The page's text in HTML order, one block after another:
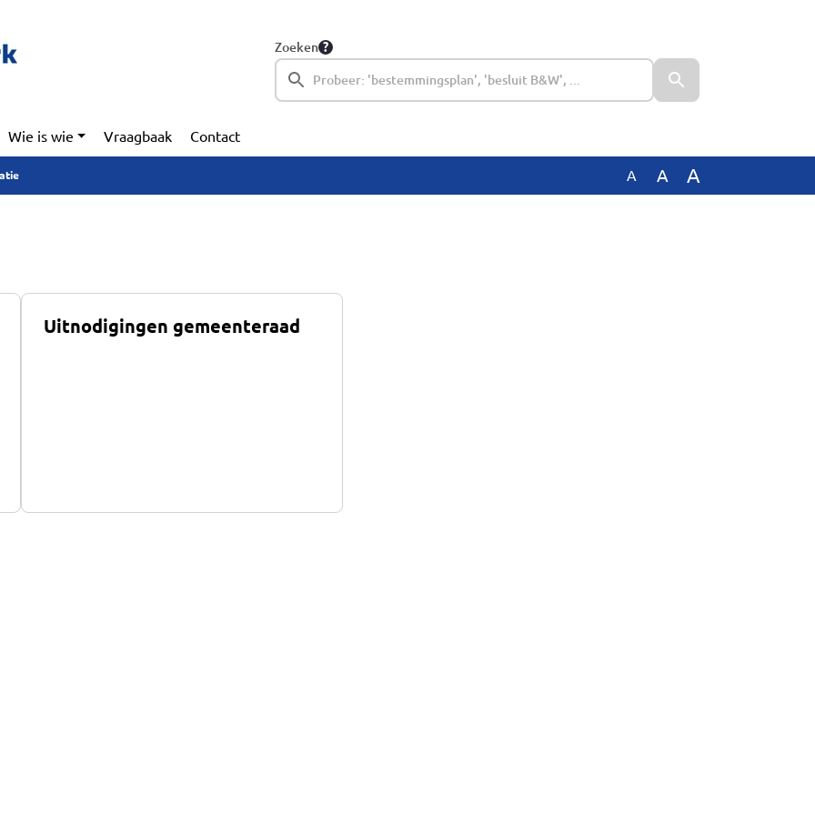
Zoeken
Wie is wie Vraagbaak Contact
A A A
Uitnodigingen gemeenteraad